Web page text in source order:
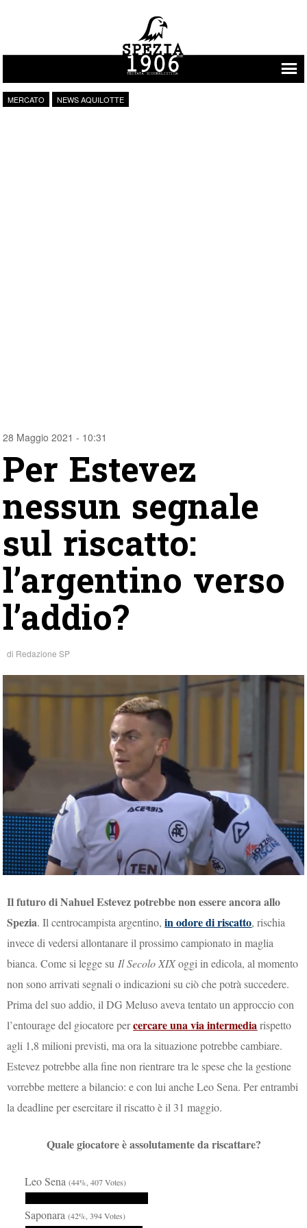
Vai al contenuto
MERCATO NEWS AQUILOTTE
28 Maggio 2021 - 10:31
Per Estevez
nessun segnale
sul riscatto:
l’argentino verso
l’addio?
di Redazione SP
Il futuro di Nahuel Estevez potrebbe non essere ancora allo
Spezia. Il centrocampista argentino,in odore di riscatto, rischia
invece di vedersi allontanare il prossimo campionato in maglia
bianca. Come si legge su Il Secolo XIXoggi in edicola, al momento
non sono arrivati segnali o indicazioni su ciò che potrà succedere.
Prima del suo addio, il DG Meluso aveva tentato un approccio con
l’entourage del giocatore percercare una via intermediarispetto
agli 1,8 milioni previsti, ma ora la situazione potrebbe cambiare.
Estevez potrebbe alla fine non rientrare tra le spese che la gestione
vorrebbe mettere a bilancio: e con lui anche Leo Sena. Per entrambi
la deadline per esercitare il riscatto è il 31 maggio.
Quale giocatore è assolutamente da riscattare?
Leo Sena(44%, 407 Votes)
Saponara(42%, 394 Votes)